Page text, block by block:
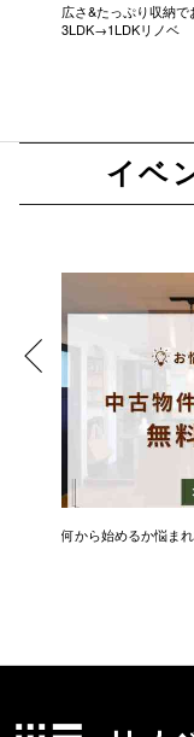
広さ&たっぷり収納
3LDK→1LDKリノベ
イベ
何から始めるか悩ま